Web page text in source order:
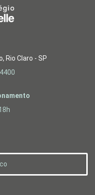
Rio Claro - SP